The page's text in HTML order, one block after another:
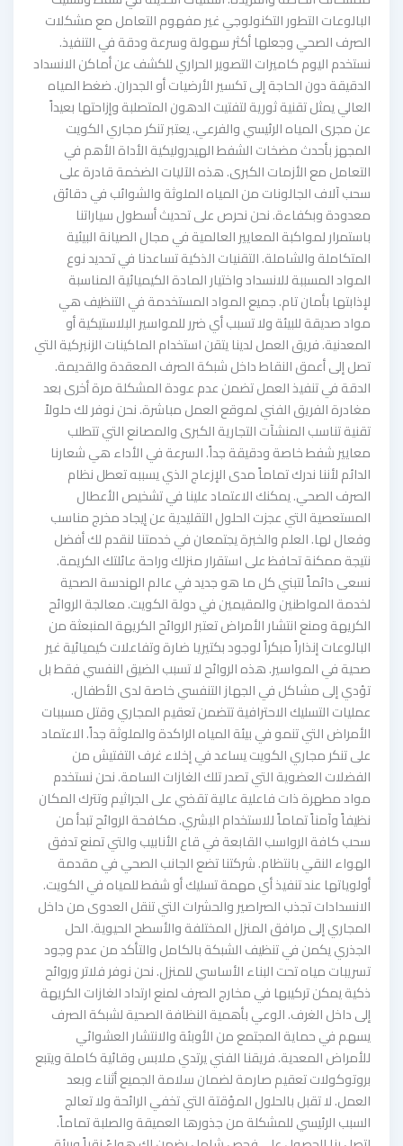
البالوعات التطور التكنولوجي غير مفهوم التعامل مع مشكلات
الصرف الصحي وجعلها أكثر سهولة وسرعة ودقة في التنفيذ.
نستخدم اليوم كاميرات التصوير الحراري للكشف عن أماكن الانسداد
الدقيقة دون الحاجة إلى تكسير الأرضيات أو الجدران. ضغط المياه
العالي يمثل تقنية ثورية لتفتيت الدهون المتصلبة وإزاحتها بعيداً
عن مجرى المياه الرئيسي والفرعي. يعتبر تنكر مجاري الكويت
المجهز بأحدث مضخات الشفط الهيدروليكية الأداة الأهم في
التعامل مع الأزمات الكبرى. هذه الآليات الضخمة قادرة على
سحب آلاف الجالونات من المياه الملوثة والشوائب في دقائق
معدودة وبكفاءة. نحن نحرص على تحديث أسطول سياراتنا
باستمرار لمواكبة المعايير العالمية في مجال الصيانة البيئية
المتكاملة والشاملة. التقنيات الذكية تساعدنا في تحديد نوع
المواد المسببة للانسداد واختيار المادة الكيميائية المناسبة
لإذابتها بأمان تام. جميع المواد المستخدمة في التنظيف هي
مواد صديقة للبيئة ولا تسبب أي ضرر للمواسير البلاستيكية أو
المعدنية. فريق العمل لدينا يتقن استخدام الماكينات الزنبركية التي
تصل إلى أعمق النقاط داخل شبكة الصرف المعقدة والقديمة.
الدقة في تنفيذ العمل تضمن عدم عودة المشكلة مرة أخرى بعد
مغادرة الفريق الفني لموقع العمل مباشرة. نحن نوفر لك حلولاً
تقنية تناسب المنشآت التجارية الكبرى والمصانع التي تتطلب
معايير شفط خاصة ودقيقة جداً. السرعة في الأداء هي شعارنا
الدائم لأننا ندرك تماماً مدى الإزعاج الذي يسببه تعطل نظام
الصرف الصحي. يمكنك الاعتماد علينا في تشخيص الأعطال
المستعصية التي عجزت الحلول التقليدية عن إيجاد مخرج مناسب
وفعال لها. العلم والخبرة يجتمعان في خدمتنا لنقدم لك أفضل
نتيجة ممكنة تحافظ على استقرار منزلك وراحة عائلتك الكريمة.
نسعى دائماً لتبني كل ما هو جديد في عالم الهندسة الصحية
لخدمة المواطنين والمقيمين في دولة الكويت. معالجة الروائح
الكريهة ومنع انتشار الأمراض تعتبر الروائح الكريهة المنبعثة من
البالوعات إنذاراً مبكراً لوجود بكتيريا ضارة وتفاعلات كيميائية غير
صحية في المواسير. هذه الروائح لا تسبب الضيق النفسي فقط بل
تؤدي إلى مشاكل في الجهاز التنفسي خاصة لدى الأطفال.
عمليات التسليك الاحترافية تتضمن تعقيم المجاري وقتل مسببات
الأمراض التي تنمو في بيئة المياه الراكدة والملوثة جداً. الاعتماد
على تنكر مجاري الكويت يساعد في إخلاء غرف التفتيش من
الفضلات العضوية التي تصدر تلك الغازات السامة. نحن نستخدم
مواد مطهرة ذات فاعلية عالية تقضي على الجراثيم وتترك المكان
نظيفاً وآمناً تماماً للاستخدام البشري. مكافحة الروائح تبدأ من
سحب كافة الرواسب القابعة في قاع الأنابيب والتي تمنع تدفق
الهواء النقي بانتظام. شركتنا تضع الجانب الصحي في مقدمة
أولوياتها عند تنفيذ أي مهمة تسليك أو شفط للمياه في الكويت.
الانسدادات تجذب الصراصير والحشرات التي تنقل العدوى من داخل
المجاري إلى مرافق المنزل المختلفة والأسطح الحيوية. الحل
الجذري يكمن في تنظيف الشبكة بالكامل والتأكد من عدم وجود
تسريبات مياه تحت البناء الأساسي للمنزل. نحن نوفر فلاتر وروائح
ذكية يمكن تركيبها في مخارج الصرف لمنع ارتداد الغازات الكريهة
إلى داخل الغرف. الوعي بأهمية النظافة الصحية لشبكة الصرف
يسهم في حماية المجتمع من الأوبئة والانتشار العشوائي
للأمراض المعدية. فريقنا الفني يرتدي ملابس وقائية كاملة ويتبع
بروتوكولات تعقيم صارمة لضمان سلامة الجميع أثناء وبعد
العمل. لا تقبل بالحلول المؤقتة التي تخفي الرائحة ولا تعالج
السبب الرئيسي للمشكلة من جذورها العميقة والصلبة تماماً.